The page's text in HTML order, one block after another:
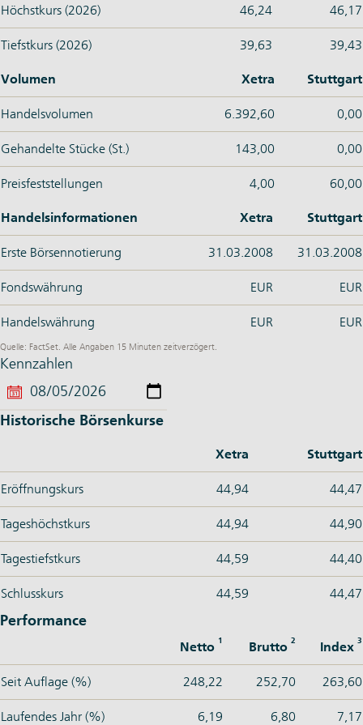
Höchstkurs (2026) 46,24 46,17
Tiefstkurs (2026) 39,63 39,43
Volumen Xetra Stuttgart
Handelsvolumen 6.392,60 0,00
Gehandelte Stücke (St.) 143,00 0,00
Preisfeststellungen 4,00 60,00
Handelsinformationen Xetra Stuttgart
Erste Börsennotierung 31.03.2008 31.03.2008
Fondswährung EUR EUR
Handelswährung EUR EUR
Quelle: FactSet. Alle Angaben 15 Minuten zeitverzögert.
Kennzahlen
Historische Börsenkurse
Xetra Stuttgart
Eröffnungskurs 44,94 44,47
Tageshöchstkurs 44,94 44,90
Tagestiefstkurs 44,59 44,40
Schlusskurs 44,59 44,47
Performance
Netto 1 Brutto 2 Index 3
Seit Auflage (%) 248,22 252,70 263,60
Laufendes Jahr (%) 6,19 6,80 7,17